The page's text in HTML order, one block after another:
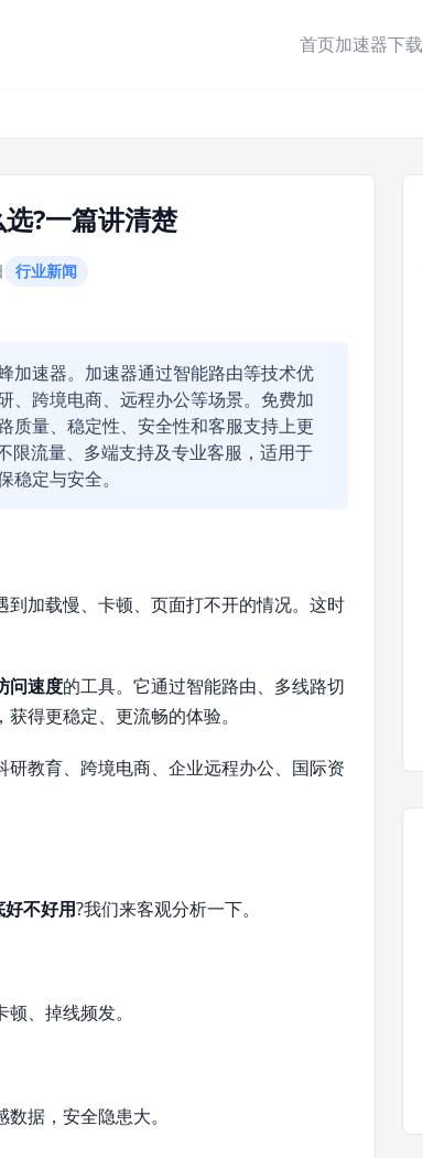
首页加速器下载
?一篇讲清楚
行业新闻
加速器。加速器通过智能路由等技术优
、跨境电商、远程办公等场景。免费加
质量、稳定性、安全性和客服支持上更
限流量、多端支持及专业客服，适用于
定与安全。
加载慢、卡顿、页面打不开的情况。这时
问速度的工具。它通过智能路由、多线路切
得更稳定、更流畅的体验。
研教育、跨境电商、企业远程办公、国际资
不好用?我们来客观分析一下。
、掉线频发。
据，安全隐患大。